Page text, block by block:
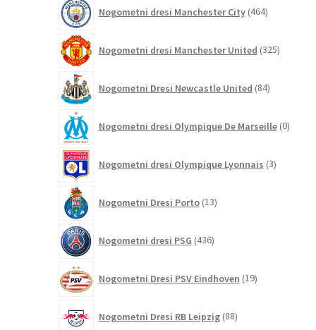
Nogometni dresi Manchester City 464izdelkov
Nogometni dresi Manchester United 325izdelkov
Nogometni Dresi Newcastle United 84izdelkov
Nogometni dresi Olympique De Marseille 0
Nogometni dresi Olympique Lyonnais 3izdelki
Nogometni Dresi Porto 13izdelkov
Nogometni dresi PSG 436izdelkov
Nogometni Dresi PSV Eindhoven 19izdelkov
Nogometni Dresi RB Leipzig 88izdelkov